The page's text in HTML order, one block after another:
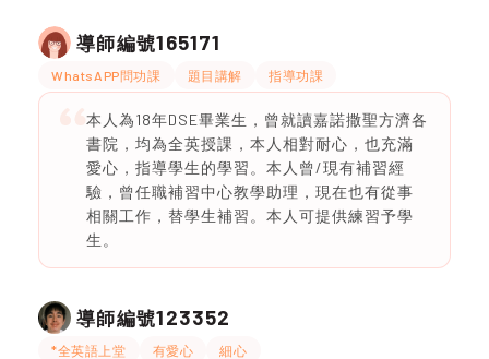
導師編號165171
WhatsAPP問功課 題目講解 指導功課
本人為18年DSE畢業生，曾就讀嘉諾撒聖方濟各
書院，均為全英授課，本人相對耐心，也充滿
愛心，指導學生的學習。本人曾/現有補習經
驗，曾任職補習中心教學助理，現在也有從事
相關工作，替學生補習。本人可提供練習予學
生。
導師編號123352
*全英語上堂 有愛心 細心